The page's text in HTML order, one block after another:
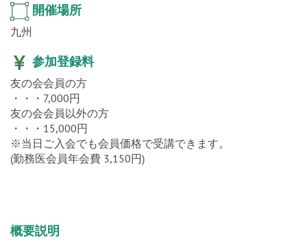
開催場所
九州
参加登録料
友の会会員の方
・・・7,000円
友の会会員以外の方
・・・15,000円
※当日ご入会でも会員価格で受講できます。
(勤務医会員年会費 3,150円)
概要説明